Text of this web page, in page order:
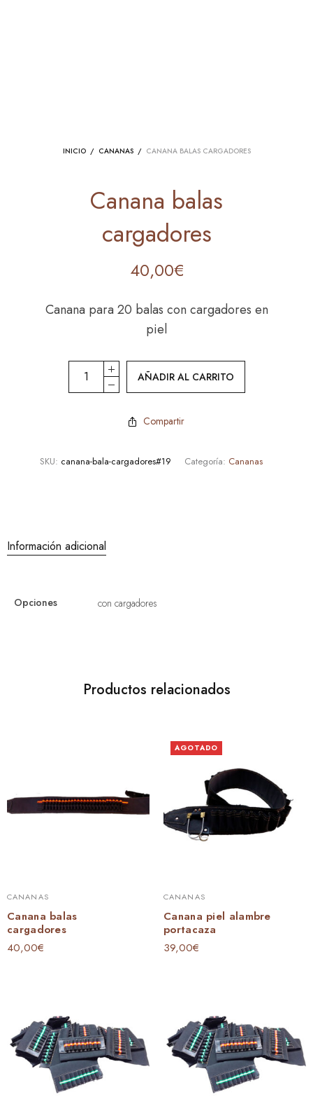
INICIO / CANANAS / CANANA BALAS CARGADORES
Canana balas
cargadores
40,00€
Canana para 20 balas con cargadores en
piel
AÑADIR AL CARRITO
Compartir
SKU: canana-bala-cargadores#19 Categoría: Cananas
Información adicional
Opciones con cargadores
Productos relacionados
CANANAS
Canana balas
cargadores
40,00€
AGOTADO
CANANAS
Canana piel alambre
portacaza
39,00€